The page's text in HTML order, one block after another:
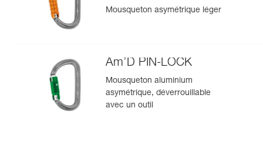
Mousqueton asymétrique léger
Am’D PIN-LOCK
Mousqueton aluminium
asymétrique, déverrouillable
avec un outil